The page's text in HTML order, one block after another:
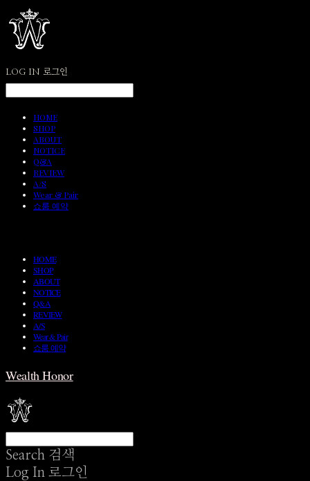
LOG IN 로그인
HOME
SHOP
ABOUT
NOTICE
Q&A
REVIEW
A/S
Wear & Pair
쇼룸 예약
HOME
SHOP
ABOUT
NOTICE
Q&A
REVIEW
A/S
Wear & Pair
쇼룸 예약
Wealth Honor
Search 검색
Log In 로그인